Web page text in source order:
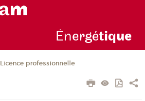
Énergétique
Licence professionnelle